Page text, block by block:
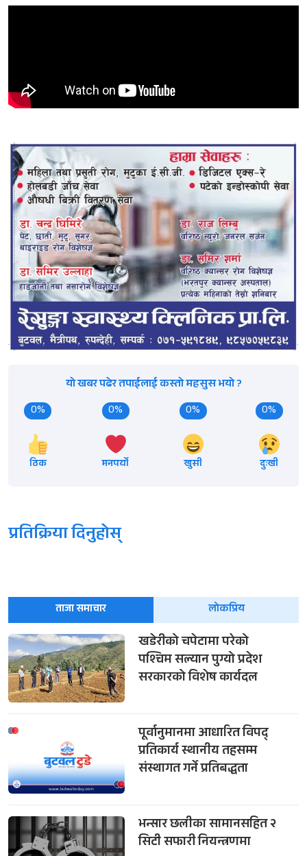
यो खबर पढेर तपाईलाई कस्तो महसुस भयो ?
0%
ठिक
0%
मनपर्यो
0%
खुसी
0%
दुःखी
प्रतिक्रिया दिनुहोस्
ताजा समाचार लोकप्रिय
खडेरीको चपेटामा परेको
पश्चिम सल्यान पुग्यो प्रदेश
सरकारको विशेष कार्यदल
पूर्वानुमानमा आधारित विपद्
प्रतिकार्य स्थानीय तहसम्म
संस्थागत गर्ने प्रतिबद्धता
भन्सार छलीका सामानसहित २
सिटी सफारी नियन्त्रणमा